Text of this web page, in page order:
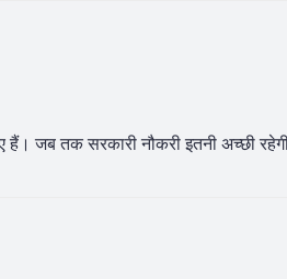
जब तक सरकारी नौकरी इतनी अच्छी